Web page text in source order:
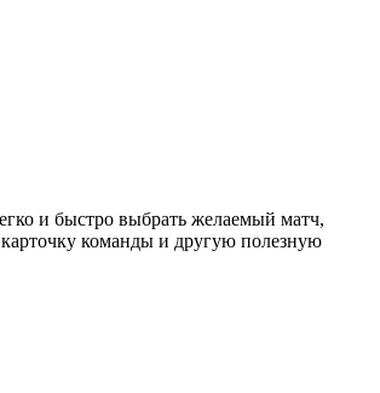
и быстро выбрать желаемый матч,
команды и другую полезную